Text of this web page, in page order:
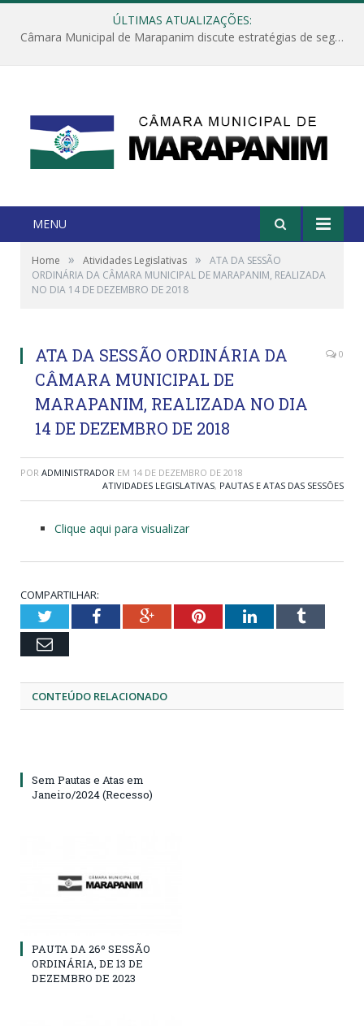
ÚLTIMAS ATUALIZAÇÕES:
Câmara Municipal de Marapanim discute estratégias de segurança com autoridades e poder executivo
MENU
Home » Atividades Legislativas »
ATA DA SESSÃO
ORDINÁRIA DA CÂMARA MUNICIPAL DE MARAPANIM, REALIZADA
NO DIA 14 DE DEZEMBRO DE 2018
ATA DA SESSÃO ORDINÁRIA DA
CÂMARA MUNICIPAL DE
MARAPANIM, REALIZADA NO DIA
14 DE DEZEMBRO DE 2018
0
POR ADMINISTRADOR EM 14 DE DEZEMBRO DE 2018
ATIVIDADES LEGISLATIVAS, PAUTAS E ATAS DAS SESSÕES
Clique aqui para visualizar
COMPARTILHAR:
TwitterFacebookGoogle+PinterestLinkedInTumblr
Email
CONTEÚDO RELACIONADO
Sem Pautas e Atas em
Janeiro/2024 (Recesso)
PAUTA DA 26º SESSÃO
ORDINÁRIA, DE 13 DE
DEZEMBRO DE 2023